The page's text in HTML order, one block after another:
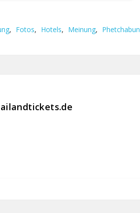
, Fotos, Hotels, Meinung, Phetchabun